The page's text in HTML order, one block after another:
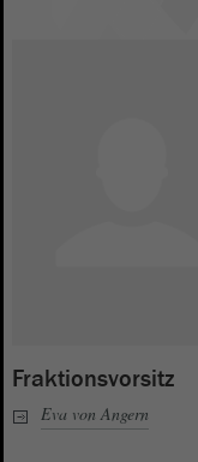
Fraktionsvorsitz
Eva von Angern